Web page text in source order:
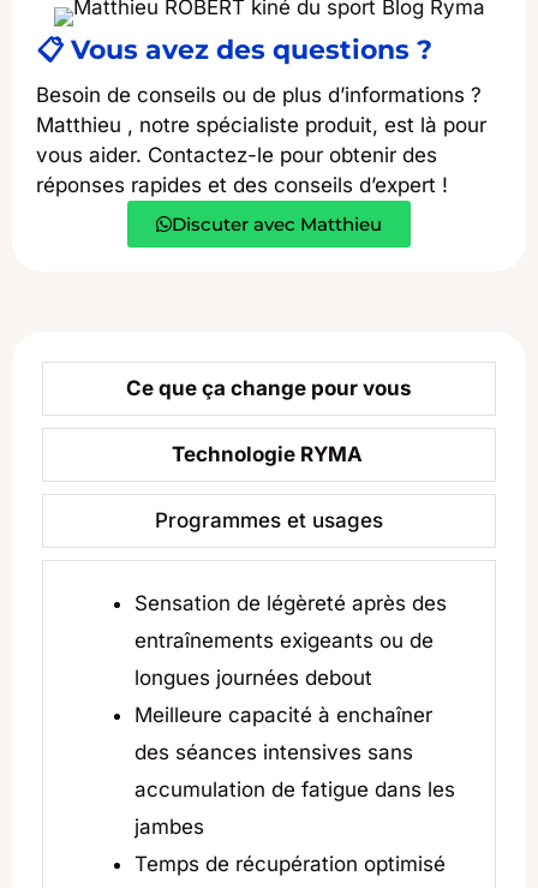
📋 Vous avez des questions ?
Besoin de conseils ou de plus d’informations ?
Matthieu , notre spécialiste produit, est là pour
vous aider. Contactez-le pour obtenir des
réponses rapides et des conseils d’expert !
Discuter avec Matthieu
Ce que ça change pour vous
Technologie RYMA
Programmes et usages
Sensation de légèreté après des
entraînements exigeants ou de
longues journées debout
Meilleure capacité à enchaîner
des séances intensives sans
accumulation de fatigue dans les
jambes
Temps de récupération optimisé